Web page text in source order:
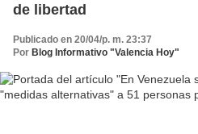
de libertad
Publicado en 20/04/p. m. 23:37
Por Blog Informativo "Valencia Hoy"